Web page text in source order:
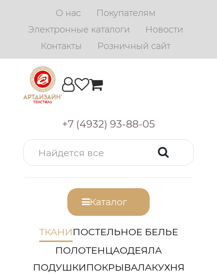
О нас
Покупателям
Электронные каталоги
Новости
Контакты
Розничный сайт
+7 (4932) 93-88-05
Каталог
ТКАНИПОСТЕЛЬНОЕ БЕЛЬЕ
ПОЛОТЕНЦАОДЕЯЛА
ПОДУШКИПОКРЫВАЛАКУХНЯ